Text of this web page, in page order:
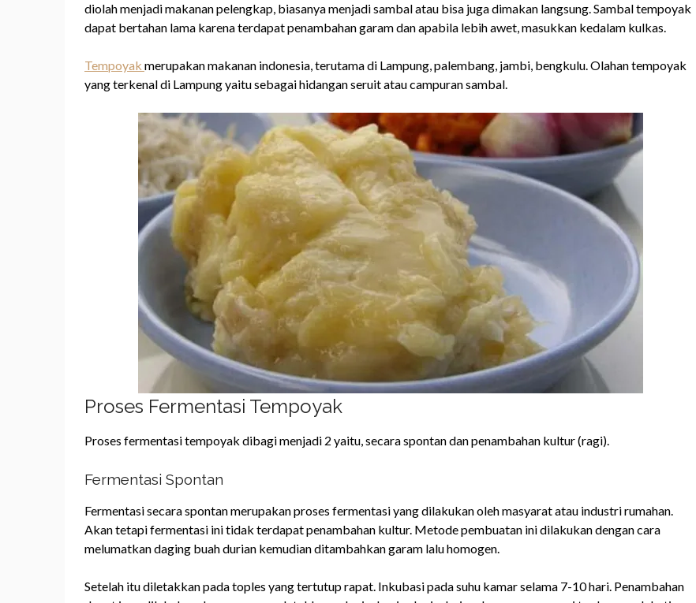
diolah menjadi makanan pelengkap, biasanya menjadi sambal atau bisa juga dimakan langsung. Sambal tempoyak
dapat bertahan lama karena terdapat penambahan garam dan apabila lebih awet, masukkan kedalam kulkas.
Tempoyak merupakan makanan indonesia, terutama di Lampung, palembang, jambi, bengkulu. Olahan tempoyak
yang terkenal di Lampung yaitu sebagai hidangan seruit atau campuran sambal.
Proses Fermentasi Tempoyak
Proses fermentasi tempoyak dibagi menjadi 2 yaitu, secara spontan dan penambahan kultur (ragi).
Fermentasi Spontan
Fermentasi secara spontan merupakan proses fermentasi yang dilakukan oleh masyarat atau industri rumahan.
Akan tetapi fermentasi ini tidak terdapat penambahan kultur. Metode pembuatan ini dilakukan dengan cara
melumatkan daging buah durian kemudian ditambahkan garam lalu homogen.
Setelah itu diletakkan pada toples yang tertutup rapat. Inkubasi pada suhu kamar selama 7-10 hari. Penambahan